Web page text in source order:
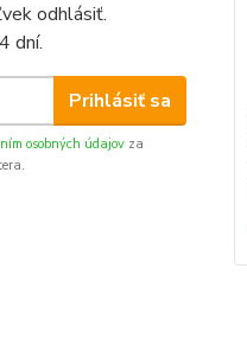
odhlásiť.
dní.
Prihlásiť sa
osobných údajov za